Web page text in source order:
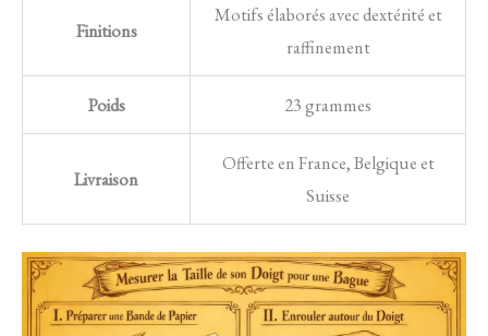
Finitions
Motifs élaborés avec dextérité et
raffinement
Poids 23 grammes
Livraison
Offerte en France, Belgique et
Suisse